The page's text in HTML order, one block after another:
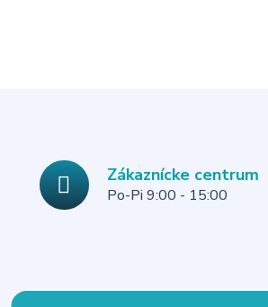
Zákaznícke centrum
Po-Pi 9:00 - 15:00